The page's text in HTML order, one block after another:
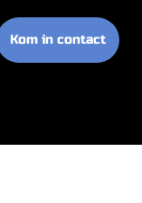
Kom in contact